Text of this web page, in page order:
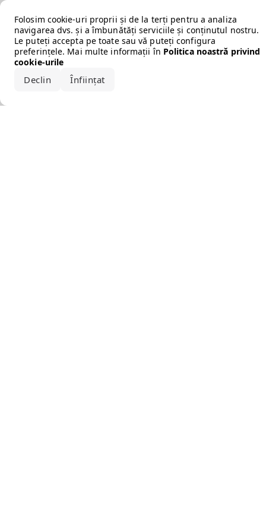
Folosim cookie-uri proprii și de la terți pentru a analiza
navigarea dvs. și a îmbunătăți serviciile și conținutul nostru.
Le puteți accepta pe toate sau vă puteți configura
preferințele. Mai multe informații în Politica noastră privind
cookie-urile
Declin Înființat
Error loading the brand